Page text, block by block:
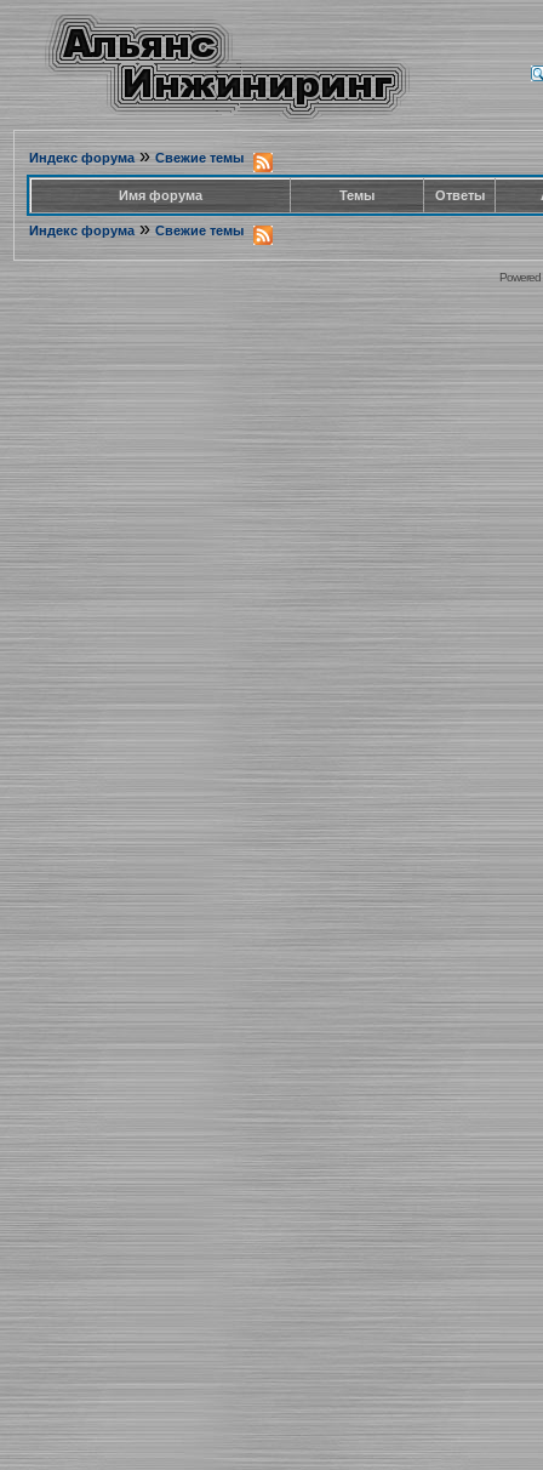
Индекс форума» Свежие темы
Имя форума Темы Ответы
Индекс форума » Свежие темы